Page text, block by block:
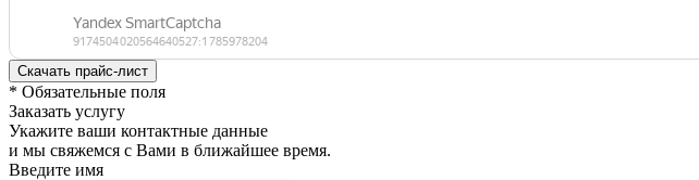
* Обязательные поля
Заказать услугу
Укажите ваши контактные данные
и мы свяжемся с Вами в ближайшее время.
Введите имя